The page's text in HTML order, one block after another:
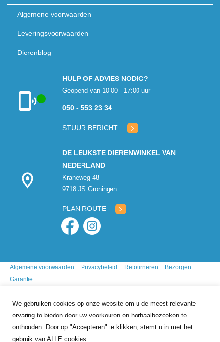
We gebruiken cookies op onze website om u de meest relevante
ervaring te bieden door uw voorkeuren en herhaalbezoeken te
onthouden. Door op "Accepteren" te klikken, stemt u in met het
gebruik van ALLE cookies.
Algemene voorwaarden
Leveringsvoorwaarden
Dierenblog
Klantenservice
HULP OF ADVIES NODIG?
Geopend van 10:00 - 17:00 uur
050 - 553 23 34
STUUR BERICHT
DE LEUKSTE DIERENWINKEL VAN
NEDERLAND
Kraneweg 48
9718 JS Groningen
PLAN ROUTE
Algemene voorwaarden Privacybeleid Retourneren
Bezorgen
Garantie